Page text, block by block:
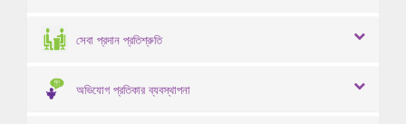
সেবা প্রদান প্রতিশ্রুতি
অভিযোগ প্রতিকার ব্যবস্থাপনা